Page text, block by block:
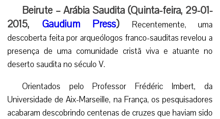
Beirute – Arábia Saudita (Quinta-feira, 29-01-
2015, Gaudium Press)
Recentemente, uma
descoberta feita por arqueólogos franco-sauditas revelou a
presença de uma comunidade cristã viva e atuante no
deserto saudita no século V.
Orientados pelo Professor Frédéric Imbert, da
Universidade de Aix-Marseille, na França, os pesquisadores
acabaram descobrindo centenas de cruzes que haviam sido